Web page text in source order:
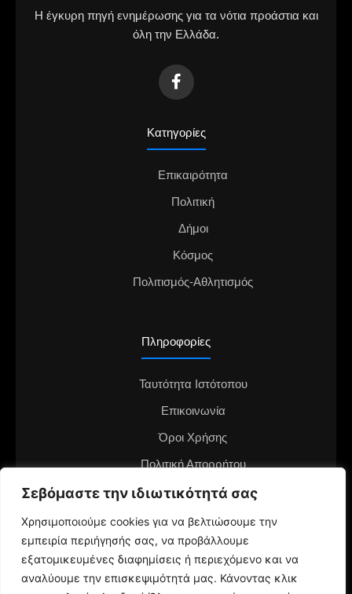
Σεβόμαστε την ιδιωτικότητά σας
Χρησιμοποιούμε cookies για να βελτιώσουμε την
εμπειρία περιήγησής σας, να προβάλλουμε
εξατομικευμένες διαφημίσεις ή περιεχόμενο και να
αναλύουμε την επισκεψιμότητά μας. Κάνοντας κλικ
Η έγκυρη πηγή ενημέρωσης για τα νότια προάστια και
όλη την Ελλάδα.
Κατηγορίες
Επικαιρότητα
Πολιτική
Δήμοι
Κόσμος
Πολιτισμός-Αθλητισμός
Πληροφορίες
Ταυτότητα Ιστότοπου
Επικοινωνία
Όροι Χρήσης
Πολιτική Απορρήτου
Διαφημιστείτε στο notianea.gr
Γίνε ο ανταποκριτής στην περιοχή σου